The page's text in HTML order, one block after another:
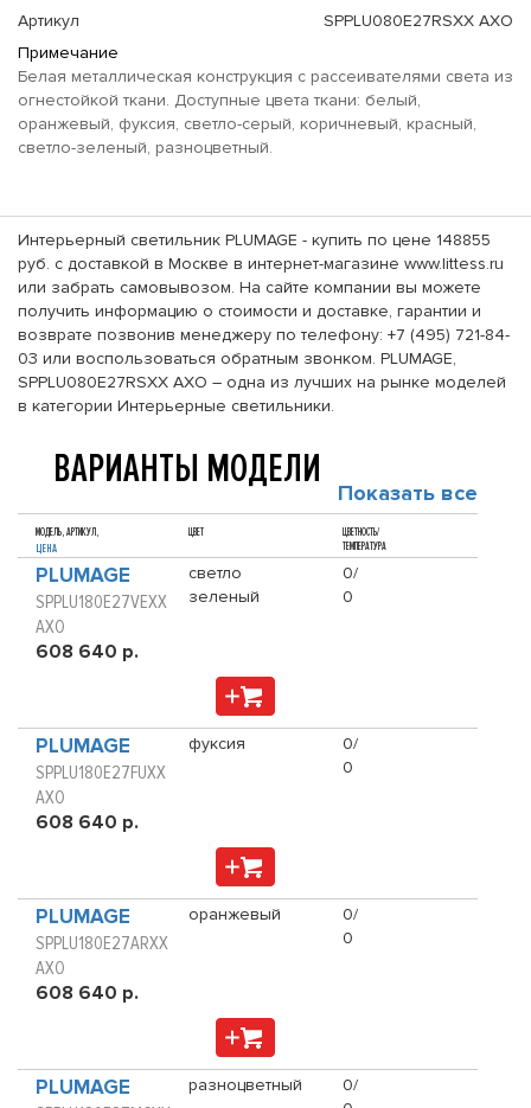
Артикул
SPPLU080E27RSXX AXO
Примечание
Белая металлическая конструкция с рассеивателями света из
огнестойкой ткани. Доступные цвета ткани: белый,
оранжевый, фуксия, светло-серый, коричневый, красный,
светло-зеленый, разноцветный.
Интерьерный светильник PLUMAGE - купить по цене 148855
руб. с доставкой в Москве в интернет-магазине www.littess.ru
или забрать самовывозом. На сайте компании вы можете
получить информацию о стоимости и доставке, гарантии и
возврате позвонив менеджеру по телефону: +7 (495) 721-84-
03 или воспользоваться обратным звонком. PLUMAGE,
SPPLU080E27RSXX AXO – одна из лучших на рынке моделей
в категории Интерьерные светильники.
ВАРИАНТЫ МОДЕЛИ Показать все
МОДЕЛЬ, АРТИКУЛ,
ЦЕНА
ЦВЕТ
ЦВЕТНОСТЬ/
ТЕМПЕРАТУРА
PLUMAGE
SPPLU180E27VEXX
AXO
608 640 р.
светло
зеленый
0/
0
PLUMAGE
SPPLU180E27FUXX
AXO
608 640 р.
фуксия
0/
0
PLUMAGE
SPPLU180E27ARXX
AXO
608 640 р.
оранжевый
0/
0
PLUMAGE разноцветный
0/